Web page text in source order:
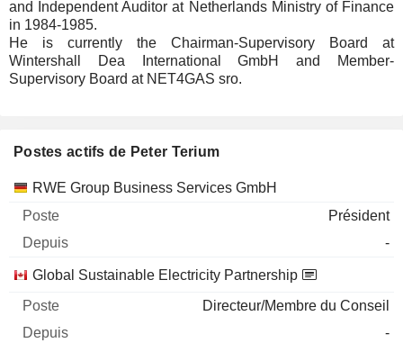
and Independent Auditor at Netherlands Ministry of Finance
in 1984-1985.
He is currently the Chairman-Supervisory Board at
Wintershall Dea International GmbH and Member-
Supervisory Board at NET4GAS sro.
Postes actifs de Peter Terium
Sociétés Poste Début
RWE Group Business Services GmbH
Président
-
Global Sustainable Electricity Partnership
Directeur/Membre du Conseil
-